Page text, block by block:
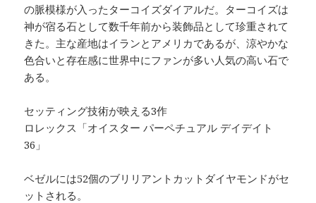
の脈模様が入ったターコイズダイアルだ。ターコイズは
神が宿る石として数千年前から装飾品として珍重されて
きた。主な産地はイランとアメリカであるが、涼やかな
色合いと存在感に世界中にファンが多い人気の高い石で
ある。
セッティング技術が映える3作
ロレックス「オイスター パーペチュアル デイデイト
36」
ベゼルには52個のブリリアントカットダイヤモンドがセ
ットされる。